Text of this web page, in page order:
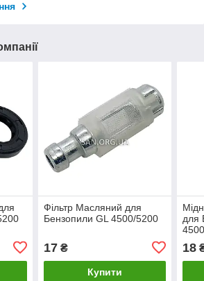
Фільтр Масляний для
Бензопили GL 4500/5200
17₴
Купити
для
18